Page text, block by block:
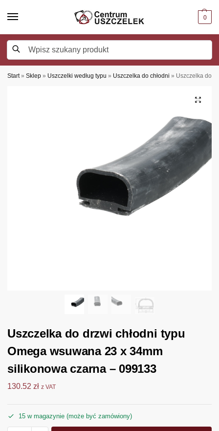
0
Start » Sklep » Uszczelki według typu » Uszczelka do chłodni » Uszczelka do
Uszczelka do drzwi chłodni typu
Omega wsuwana 23 x 34mm
silikonowa czarna – 099133
130.52 zł z VAT
15 w magazynie (może być zamówiony)